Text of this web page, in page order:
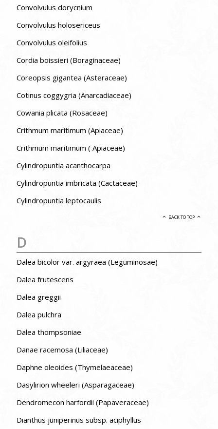
Convolvulus dorycnium
Convolvulus holosericeus
Convolvulus oleifolius
Cordia boissieri (Boraginaceae)
Coreopsis gigantea (Asteraceae)
Cotinus coggygria (Anarcadiaceae)
Cowania plicata (Rosaceae)
Crithmum maritimum (Apiaceae)
Crithmum maritimum ( Apiaceae)
Cylindropuntia acanthocarpa
Cylindropuntia imbricata (Cactaceae)
Cylindropuntia leptocaulis
BACK TO TOP
D
Dalea bicolor var. argyraea (Leguminosae)
Dalea frutescens
Dalea greggii
Dalea pulchra
Dalea thompsoniae
Danae racemosa (Liliaceae)
Daphne oleoides (Thymelaeaceae)
Dasylirion wheeleri (Asparagaceae)
Dendromecon harfordii (Papaveraceae)
Dianthus juniperinus subsp. aciphyllus